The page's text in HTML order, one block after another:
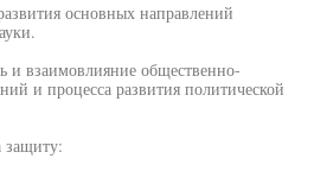
основных направлений
и взаимовлияние общественно-
и процесса развития политической